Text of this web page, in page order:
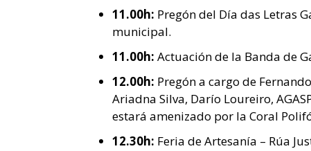
11.00h: Pregón del Día das Letras
municipal.
11.00h: Actuación de la Banda de
12.00h: Pregón a cargo de
Ariadna Silva, Darío Loureiro,
estará amenizado por la Coral
12.30h: Feria de Artesanía – Rúa